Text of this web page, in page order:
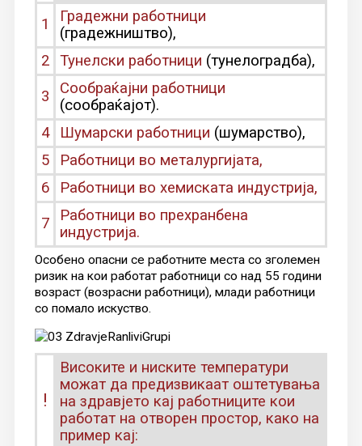
1
Градежни работници
(градежништво),
2 Тунелски работници (тунелоградба),
3
Сообраќајни работници
(сообраќајот).
4
Шумарски работници (шумарство),
5
Работници во металургијата,
6
Работници во хемиската индустрија,
7
Работници во прехранбена
индустрија.
Особено опасни се работните места со зголемен
ризик на кои работат работници со над 55 години
возраст (возрасни работници), млади работници
со помало искуство.
!
Високите и ниските температури
можат да предизвикаат оштетувања
на здравјето кај работниците кои
работат на отворен простор, како на
пример кај: